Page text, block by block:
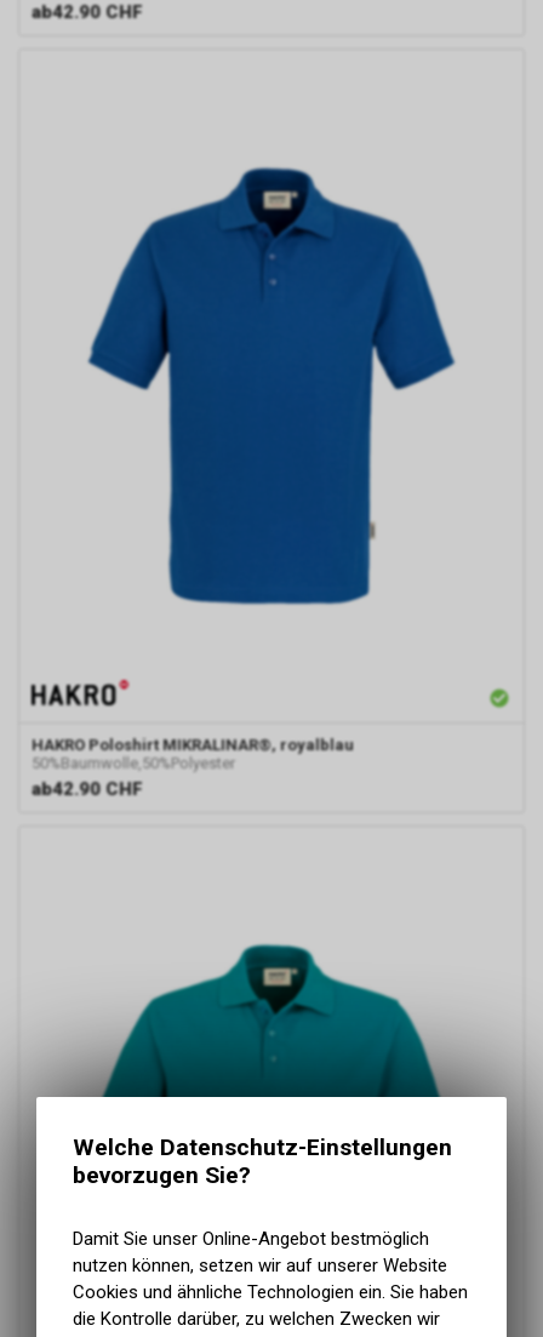
ab42.90 CHF
HAKRO Poloshirt MIKRALINAR®, royalblau
50%Baumwolle,50%Polyester
ab42.90 CHF
Welche Datenschutz-Einstellungen
bevorzugen Sie?
Damit Sie unser Online-Angebot bestmöglich
nutzen können, setzen wir auf unserer Website
Cookies und ähnliche Technologien ein. Sie haben
die Kontrolle darüber, zu welchen Zwecken wir